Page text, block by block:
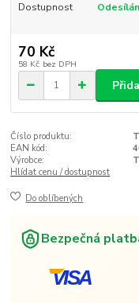
Dostupnost
70 Kč
58 Kč bez DPH
Číslo produktu:
EAN kód:
Výrobce:
Hlídat cenu / dostupnost
Do oblíbených
Bezpečná
VISA